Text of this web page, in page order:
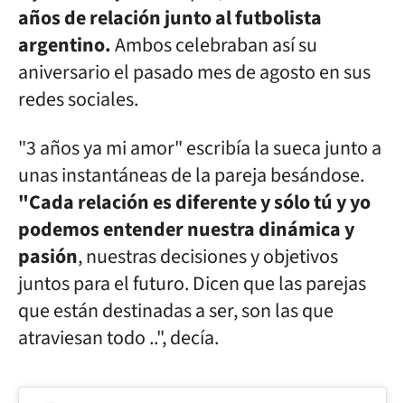
años de relación junto al futbolista
argentino.Ambos celebraban así su
aniversario el pasado mes de agosto en sus
redes sociales.
"3 años ya mi amor" escribía la sueca junto a
unas instantáneas de la pareja besándose.
"Cada relación es diferente y sólo tú y yo
podemos entender nuestra dinámica y
pasión, nuestras decisiones y objetivos
juntos para el futuro. Dicen que las parejas
que están destinadas a ser, son las que
atraviesan todo ..", decía.